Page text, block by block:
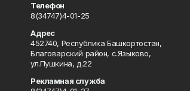
Телефон
8(34747)4-01-25
Адрес
452740, Республика Башкортостан,
Благоварский район, с.Языково,
ул.Пушкина, д.22
Рекламная служба